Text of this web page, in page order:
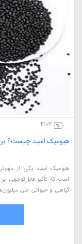
4103
هیومیک اسید چیست؟
هیومیک اسید یکی از
است که تأثیر قابل‌توجهی بر
گیاهی و حیوانی طی
طبیعی و اثرات آن بر گیاهان